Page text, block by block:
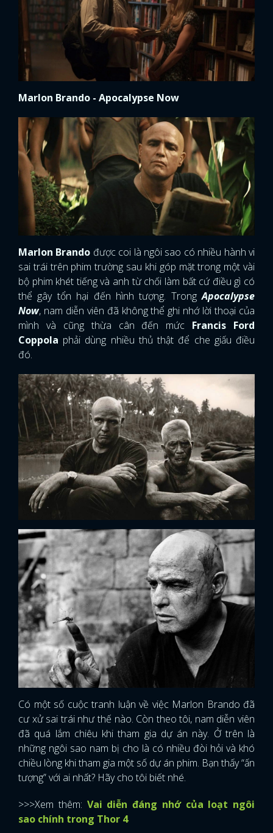
FACEBOOK GOOGLE
Marlon Brando - Apocalypse Now
Marlon Brando được coi là ngôi sao có nhiều hành vi
sai trái trên phim trường sau khi góp mặt trong một vài
bộ phim khét tiếng và anh từ chối làm bất cứ điều gì có
thể gây tổn hại đến hình tượng. TrongApocalypse
Now, nam diễn viên đã không thể ghi nhớ lời thoại của
mình và cũng thừa cân đến mức Francis Ford
Coppola phải dùng nhiều thủ thật để che giấu điều
đó.
Có một số cuộc tranh luận về việc Marlon Brando đã
cư xử sai trái như thế nào. Còn theo tôi, nam diễn viên
đã quá lắm chiêu khi tham gia dự án này. Ở trên là
những ngôi sao nam bị cho là có nhiều đòi hỏi và khó
chiều lòng khi tham gia một số dự án phim. Bạn thấy “ấn
tượng” với ai nhất? Hãy cho tôi biết nhé.
>>>Xem thêm: Vai diễn đáng nhớ của loạt ngôi
sao chính trong Thor 4